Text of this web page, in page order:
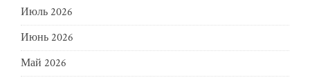
Июль 2026
Июнь 2026
Май 2026